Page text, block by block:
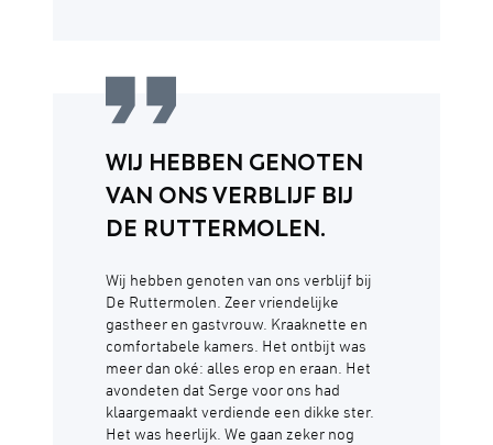
WIJ HEBBEN GENOTEN
VAN ONS VERBLIJF BIJ
DE RUTTERMOLEN.
Wij hebben genoten van ons verblijf bij
De Ruttermolen. Zeer vriendelijke
gastheer en gastvrouw. Kraaknette en
comfortabele kamers. Het ontbijt was
meer dan oké: alles erop en eraan. Het
avondeten dat Serge voor ons had
klaargemaakt verdiende een dikke ster.
Het was heerlijk. We gaan zeker nog